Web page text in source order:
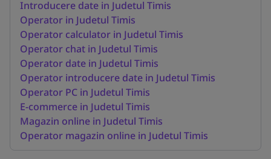
Introducere date in Judetul Timis
Operator in Judetul Timis
Operator calculator in Judetul Timis
Operator chat in Judetul Timis
Operator date in Judetul Timis
Operator introducere date in Judetul Timis
Operator PC in Judetul Timis
E-commerce in Judetul Timis
Magazin online in Judetul Timis
Operator magazin online in Judetul Timis